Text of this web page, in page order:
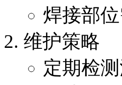
焊接部
维护策略
定期检